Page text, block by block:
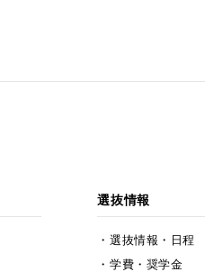
選抜情報
選抜情報・日程
学費・奨学金